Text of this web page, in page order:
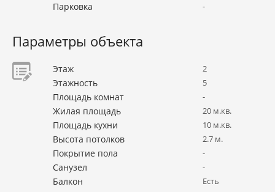
Парковка -
Параметры объекта
Этаж 2
Этажность 5
Площадь комнат -
Жилая площадь 20 м.кв.
Площадь кухни 10 м.кв.
Высота потолков 2.7 м.
Покрытие пола -
Санузел -
Балкон Есть